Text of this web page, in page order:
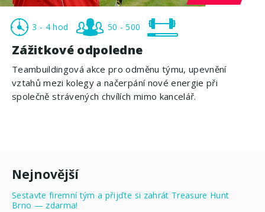
3 - 4 hod 50 - 500
Zážitkové odpoledne
Teambuildingová akce pro odměnu týmu, upevnění
vztahů mezi kolegy a načerpání nové energie při
společně strávených chvílích mimo kancelář.
Nejnovější
Sestavte firemní tým a přijďte si zahrát Treasure Hunt
Brno — zdarma!